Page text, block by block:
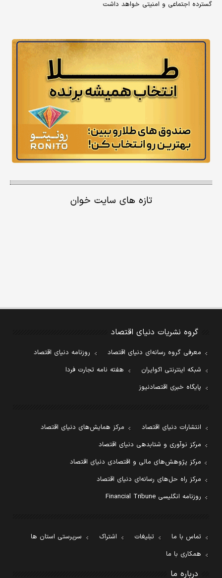
گسترده اجتماعی و امنیتی خواهد داشت
تازه های سایت خوان
گروه نشریات دنیای اقتصاد
معرفی گروه رسانه‌ای دنیای اقتصاد
روزنامه دنیای اقتصاد
شبکه اینترنتی اکوایران
هفته نامه تجارت فردا
پایگاه خبری اقتصادنیوز
انتشارات دنیای اقتصاد
مرکز همایش‌های دنیای اقتصاد
مرکز نوآوری و شتابدهی دنیای اقتصاد
مرکز پژوهش‌های مالی و اقتصادی دنیای اقتصاد
مرکز راه حل‌های رسانه‌ای دنیای اقتصاد
روزنامه انگلیسی Financial Tribune
تماس با ما تبلیغات اشتراک
سرپرستی استان ها
همکاری با ما
درباره ما